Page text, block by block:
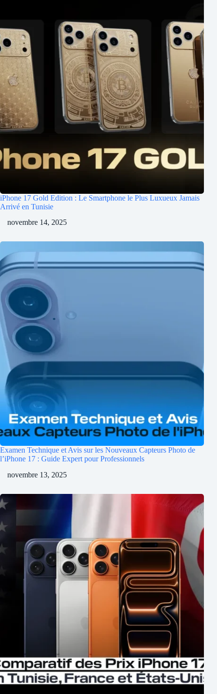
iPhone 17 Gold Edition : Le Smartphone le Plus Luxueux Jamais
Arrivé en Tunisie
novembre 14, 2025
Examen Technique et Avis sur les Nouveaux Capteurs Photo de
l’iPhone 17 : Guide Expert pour Professionnels
novembre 13, 2025